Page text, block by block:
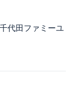
代田ファミーユ